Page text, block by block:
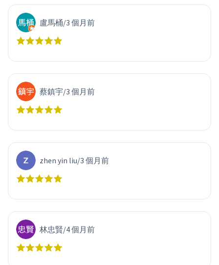
盧馬桶/3 個月前
蔡鎮宇/3 個月前
zhen yin liu/3 個月前
林忠賢/4 個月前